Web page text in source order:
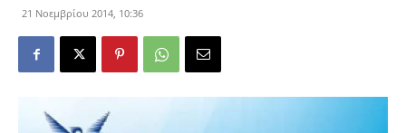
21 Νοεμβρίου 2014, 10:36